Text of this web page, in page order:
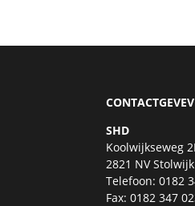
SHD
Koolwijkseweg
2821 NV Stolwijk
Telefoon: 0182
Fax: 0182 347